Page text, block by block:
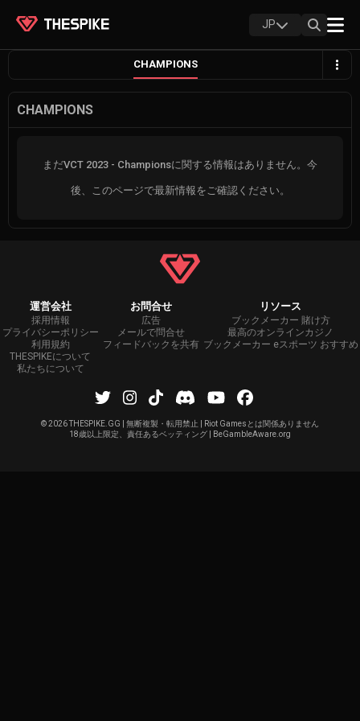
JP
CHAMPIONS
CHAMPIONS
まだVCT 2023 - Championsに関する情報はありません。今
後、このページで最新情報をご確認ください。
運営会社
採用情報
プライバシーポリシー
利用規約
THESPIKEについて
私たちについて
お問合せ
広告
メールで問合せ
フィードバックを共有
リソース
ブックメーカー 賭け方
最高のオンラインカジノ
ブックメーカー eスポーツ おすすめ
©2026 THESPIKE.GG | 無断複製・転用禁止 | Riot Gamesとは関係ありません
18歳以上限定、責任あるベッティング | BeGambleAware.org